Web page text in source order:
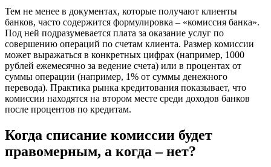
Тем не менее в документах, которые получают клиенты
банков, часто содержится формулировка – «комиссия банка».
Под ней подразумевается плата за оказание услуг по
совершению операций по счетам клиента. Размер комиссии
может выражаться в конкретных цифрах (например, 1000
рублей ежемесячно за ведение счета) или в процентах от
суммы операции (например, 1% от суммы денежного
перевода). Практика рынка кредитования показывает, что
комиссии находятся на втором месте среди доходов банков
после процентов по кредитам.
Когда списание комиссии будет
правомерным, а когда – нет?